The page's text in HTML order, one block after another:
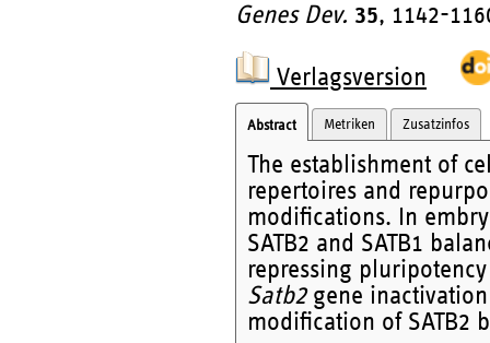
Genes Dev. 35, 1142-
Verlagsversion
Abstract Metriken Zusatzinfos
The establishment of
repertoires and
modifications. In
SATB2 and SATB1
repressing
Satb2gene inactivation
modification of SATB2